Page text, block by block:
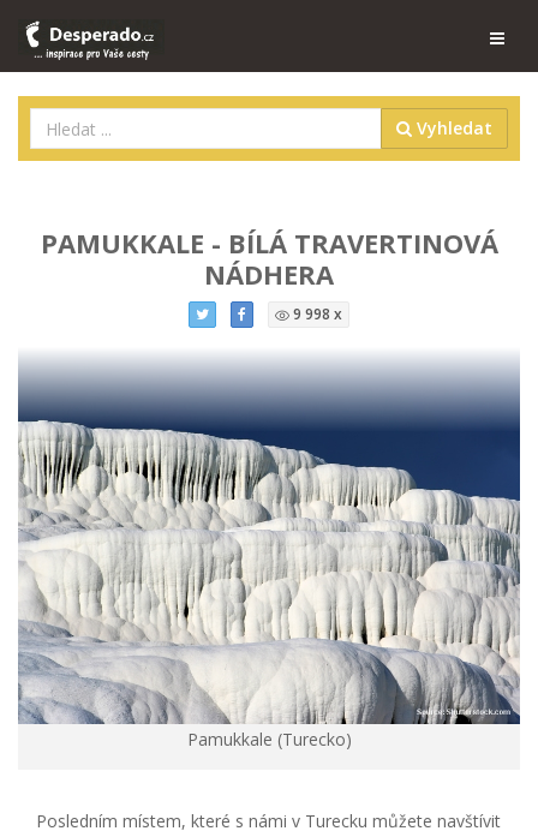
Vyhledat
PAMUKKALE - BÍLÁ TRAVERTINOVÁ
NÁDHERA
9 998 x
Pamukkale (Turecko)
Posledním místem, které s námi v Turecku můžete navštívit